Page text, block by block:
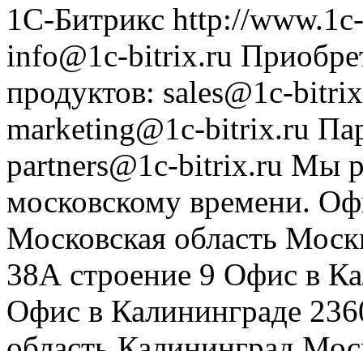
1С-Битрикс http://
info@1c-bitrix.ru
продуктов: sales@1c-
marketing@1c-bitrix.ru
partners@1c-bitrix.ru Мы
московскому времени.
Московская область
38А строение 9 Офис в
Офис в Калининграде